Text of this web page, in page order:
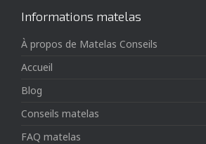
Informations matelas
À propos de Matelas Conseils
Accueil
Blog
Conseils matelas
FAQ matelas